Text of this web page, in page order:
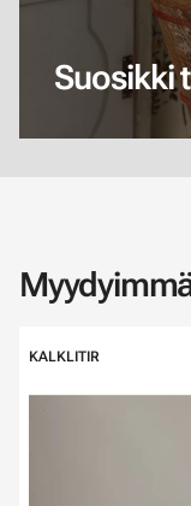
Suosikki
KALKLITIR